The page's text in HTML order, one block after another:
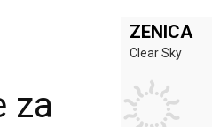
za
ZENICA
Clear Sky